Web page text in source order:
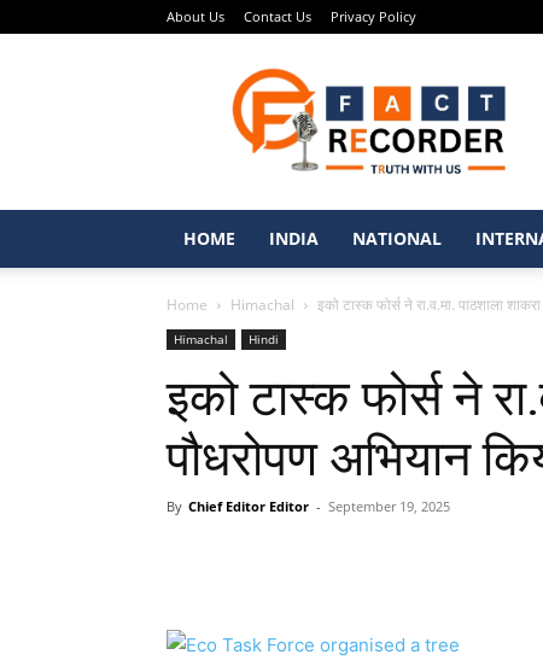
About Us Contact Us Privacy Policy
Recorder
–
Punjabi
News
Portal
HOME
INDIA NATIONAL
Home Himachal इको टास्क फोर्स ने रा.व.मा. पाठशाला
Himachal Hindi
इको टास्क फोर्स ने
पौधरोपण अभियान
By Chief Editor Editor - September 19, 2025